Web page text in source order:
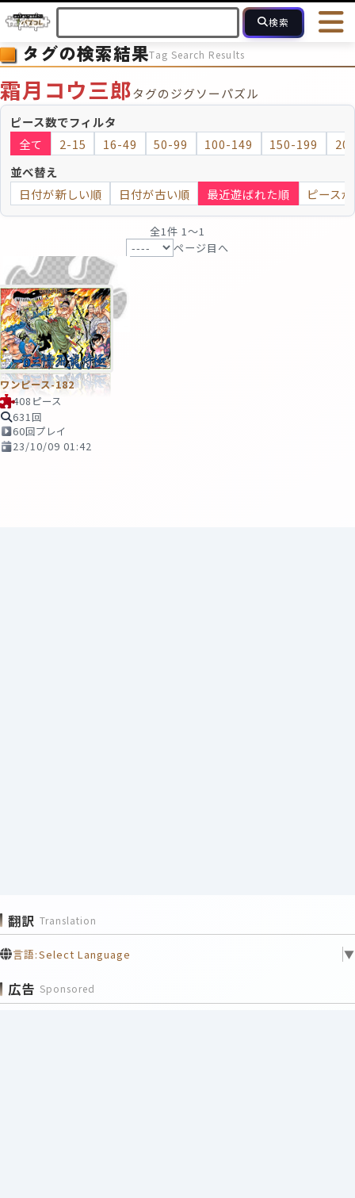
検索
HOME 会員登録
ヘルプ
最近投稿され
ピース数 2～15 16～49 50～99 100
モザイク モザイクのみ
タグの検索結果Tag Search Results
霜月コウ三郎タグのジグソーパズル
ピース数でフィルタ
全て
2-15 16-49 50-99 100-149 150-199
並べ替え
日付が新しい順
日付が古い順 最近遊ばれた順 ピース
全1件 1〜1
ページ目へ
ワンピース-182
408ピース
631回
60回プレイ
23/10/09 01:42
翻訳 Translation
言語:Select Language ▼
広告 Sponsored